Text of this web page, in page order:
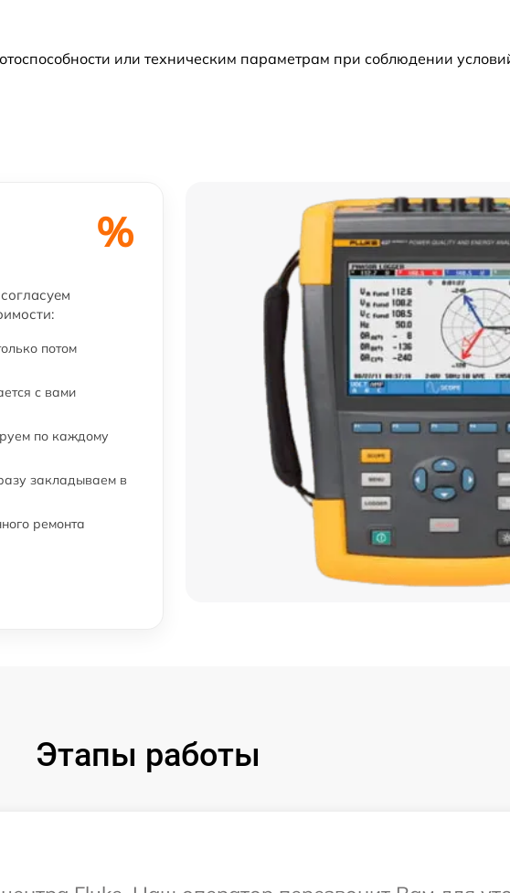
или техническим параметрам при соблюдении
%
потом
с вами
по каждому
закладываем в
ремонта
Этапы работы